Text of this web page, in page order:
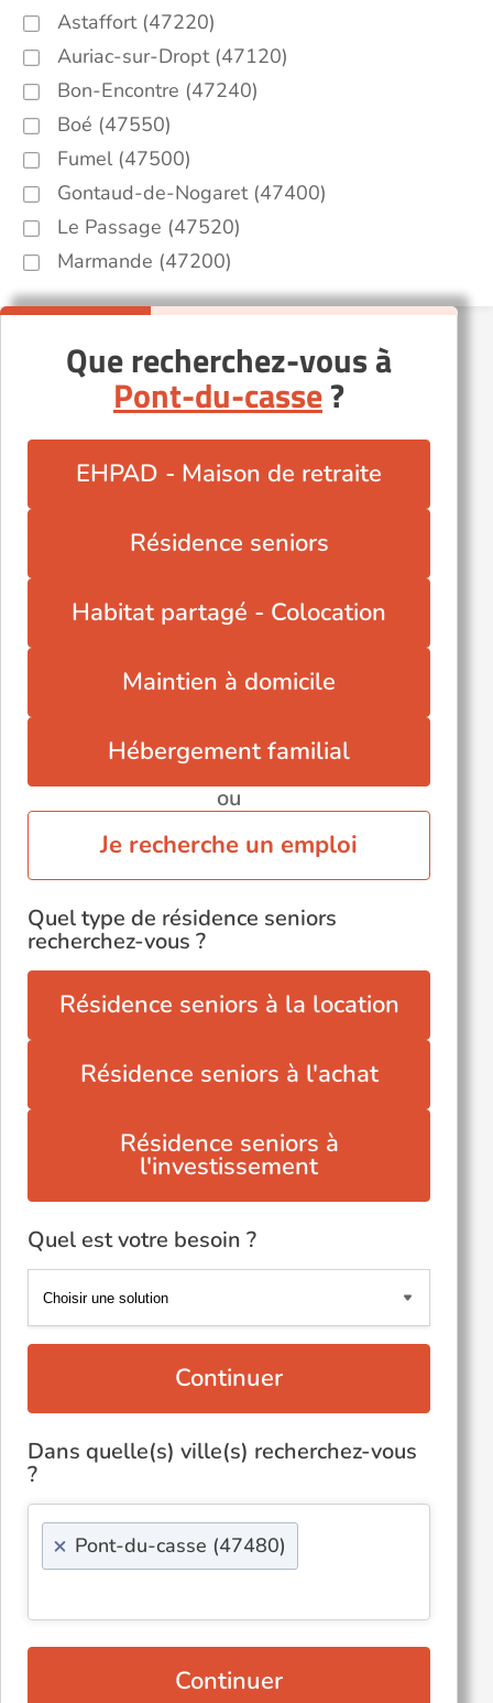
Astaffort (47220)
Auriac-sur-Dropt (47120)
Bon-Encontre (47240)
Boé (47550)
Fumel (47500)
Gontaud-de-Nogaret (47400)
Le Passage (47520)
Marmande (47200)
Que recherchez-vous à
Pont-du-casse?
EHPAD - Maison de retraite
Résidence seniors
Habitat partagé - Colocation
Maintien à domicile
Hébergement familial
ou
Je recherche un emploi
Quel type de résidence seniors
recherchez-vous ?
Résidence seniors à la location
Résidence seniors à l'achat
Résidence seniors à
l'investissement
Quel est votre besoin ?
Continuer
Dans quelle(s) ville(s) recherchez-vous
?
× Pont-du-casse (47480)
Continuer